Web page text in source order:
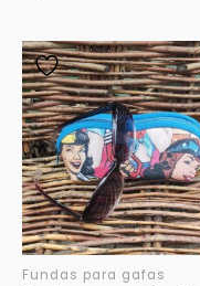
Fundas para gafas